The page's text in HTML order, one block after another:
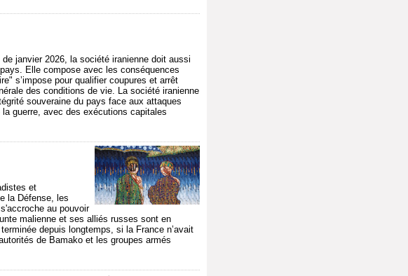
janvier 2026, la société iranienne doit aussi
Elle compose avec les conséquences
s’impose pour qualifier coupures et arrêt
des conditions de vie. La société iranienne
souveraine du pays face aux attaques
guerre, avec des exécutions capitales
et
la Défense, les
au pouvoir
malienne et ses alliés russes sont en
depuis longtemps, si la France n’avait
de Bamako et les groupes armés